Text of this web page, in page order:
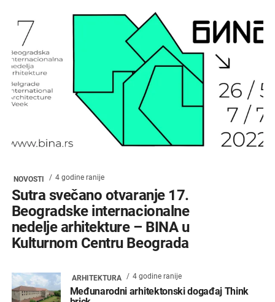
NOVOSTI 4 godine ranije
Sutra svečano otvaranje 17.
Beogradske internacionalne
nedelje arhitekture – BINA u
Kulturnom Centru Beograda
ARHITEKTURA 4 godine ranije
Međunarodni arhitektonski događaj Think